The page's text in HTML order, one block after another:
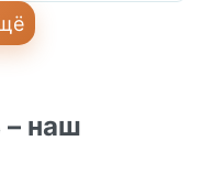
– наш